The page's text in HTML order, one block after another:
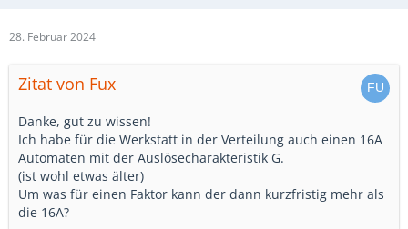
28. Februar 2024
Zitat von Fux
Danke, gut zu wissen!
Ich habe für die Werkstatt in der Verteilung auch einen 16A
Automaten mit der Auslösecharakteristik G.
(ist wohl etwas älter)
Um was für einen Faktor kann der dann kurzfristig mehr als
die 16A?